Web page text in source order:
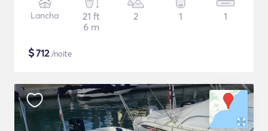
Lancha
21 ft
6 m
2 1 1
$712/noite